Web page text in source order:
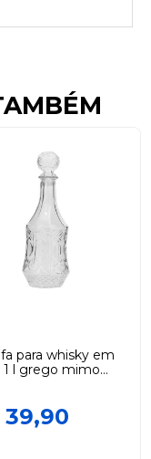
para whisky em
39,90